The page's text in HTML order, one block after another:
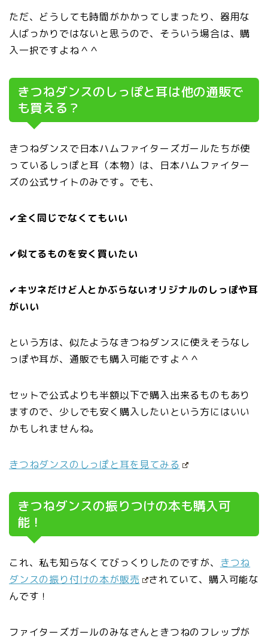
ただ、どうしても時間がかかってしまったり、器用な
人ばっかりではないと思うので、そういう場合は、購
入一択ですよね＾＾
きつねダンスのしっぽと耳は他の通販で
も買える？
きつねダンスで日本ハムファイターズガールたちが使
っているしっぽと耳（本物）は、日本ハムファイター
ズの公式サイトのみです。でも、
✔全く同じでなくてもいい
✔似てるものを安く買いたい
✔キツネだけど人とかぶらないオリジナルのしっぽや耳
がいい
という方は、似たようなきつねダンスに使えそうなし
っぽや耳が、通販でも購入可能ですよ＾＾
セットで公式よりも半額以下で購入出来るものもあり
ますので、少しでも安く購入したいという方にはいい
かもしれませんね。
きつねダンスのしっぽと耳を見てみる
きつねダンスの振りつけの本も購入可
能！
これ、私も知らなくてびっくりしたのですが、 きつね
ダンスの振り付けの本が販売
されていて、購入可能な
んです！
ファイターズガールのみなさんときつねのフレップが